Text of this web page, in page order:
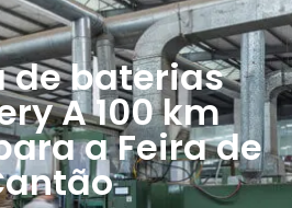
de baterias
A 100 km
a Feira de